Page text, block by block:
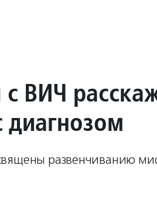
с ВИЧ
диагнозом
развенчиванию